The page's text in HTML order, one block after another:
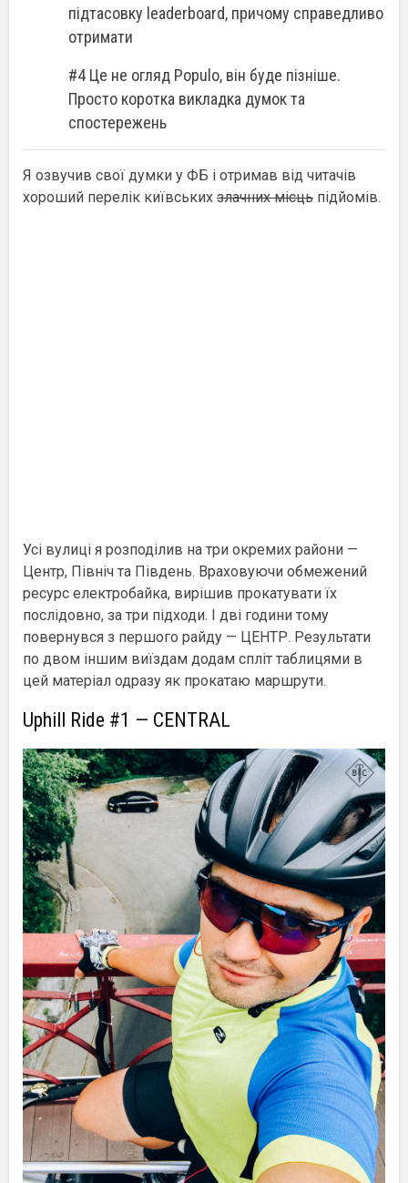
підтасовку leaderboard, причому справедливо
отримати
#4 Це не огляд Populo, він буде пізніше.
Просто коротка викладка думок та
спостережень
Я озвучив свої думки у ФБ і отримав від читачів
хороший перелік київських злачних місць підйомів.
Усі вулиці я розподілив на три окремих райони —
Центр, Північ та Південь. Враховуючи обмежений
ресурс електробайка, вирішив прокатувати їх
послідовно, за три підходи. І дві години тому
повернувся з першого райду — ЦЕНТР. Результати
по двом іншим виїздам додам спліт таблицями в
цей матеріал одразу як прокатаю маршрути.
Uphill Ride #1 — CENTRAL